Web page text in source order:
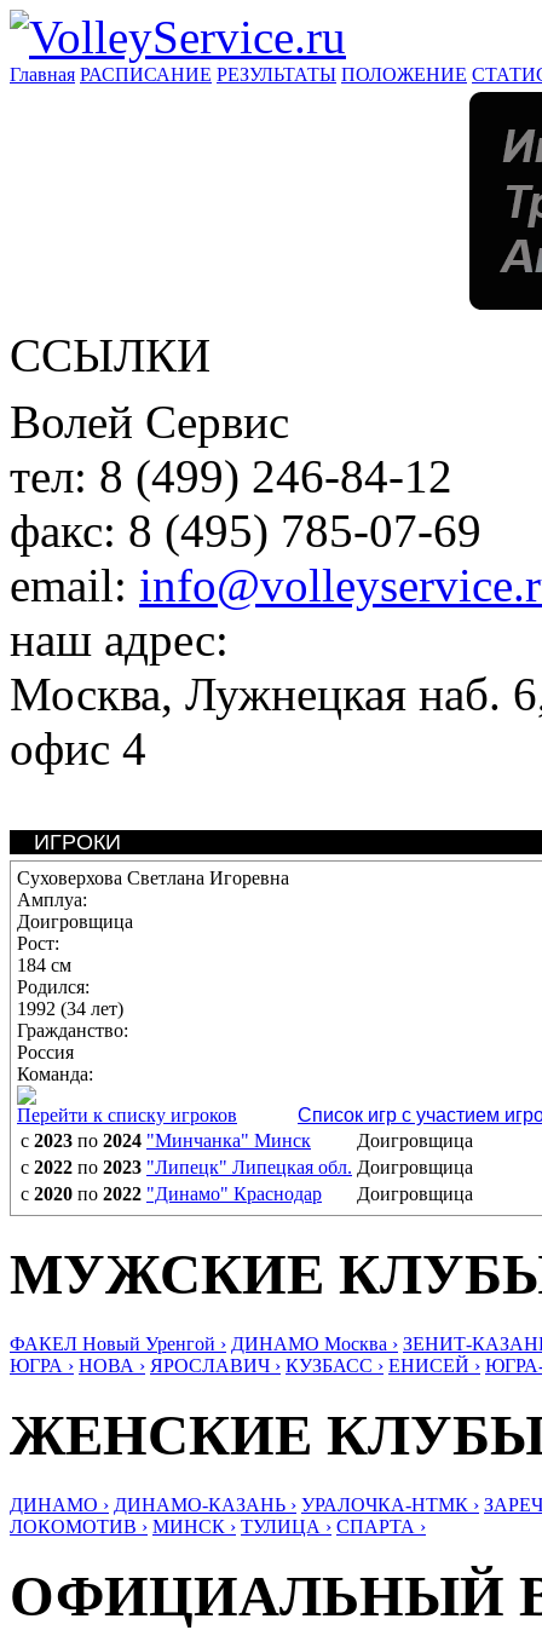
Главная РАСПИСАНИЕ РЕЗУЛЬТАТЫ ПОЛОЖЕНИЕ
ССЫЛКИ
Волей Сервис
тел: 8 (499) 246-84-12
факс: 8 (495) 785-07-69
email:
наш адрес:
Москва, Лужнецкая наб.
офис 4
ИГРОКИ
Суховерхова Светлана Игоревна
Амплуа:
Доигровщица
Рост:
184 см
Родился:
1992 (34 лет)
Гражданство:
Россия
Команда:
Перейти к списку игроков
Список игр с участием
с 2023 по 2024 "Минчанка" Минск
Доигровщица
с 2022 по 2023 "Липецк" Липецкая обл. Доигровщица
с 2020 по 2022 "Динамо" Краснодар Доигровщица
МУЖСКИЕ
ФАКЕЛ Новый Уренгой › ДИНАМО Москва › ЗЕНИТ-
ЮГРА › НОВА › ЯРОСЛАВИЧ › КУЗБАСС › ЕНИСЕЙ ›
ЖЕНСКИЕ
ДИНАМО › ДИНАМО-КАЗАНЬ › УРАЛОЧКА-НТМК ›
ЛОКОМОТИВ › МИНСК › ТУЛИЦА › СПАРТА ›
ОФИЦИАЛЬНЫЙ